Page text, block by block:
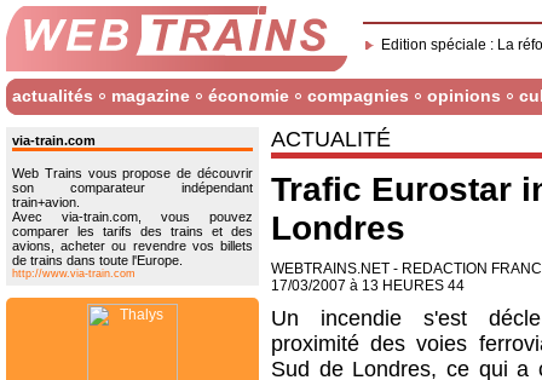
Edition spéciale : La
actualités magazine économie compagnies opinions
via-train.com
Web Trains vous propose de découvrir
son comparateur indépendant
train+avion.
Avec via-train.com, vous pouvez
comparer les tarifs des trains et des
avions, acheter ou revendre vos billets
de trains dans toute l'Europe.
http://www.via-train.com
ACTUALITÉ
Trafic Eurostar
Londres
WEBTRAINS.NET - REDACTION
17/03/2007 à 13 HEURES 44
Un incendie s'est
proximité des voies
Sud de Londres, ce qui a